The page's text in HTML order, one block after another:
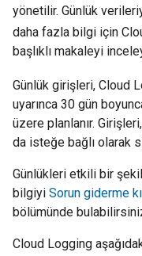
yönetilir. Günlük
daha fazla bilgi için
başlıklı makaleyi
Günlük girişleri, Cloud
uyarınca 30 gün
üzere planlanır.
da isteğe bağlı olarak
Günlükleri etkili bir
bilgiyi Sorun giderme
bölümünde
Cloud Logging